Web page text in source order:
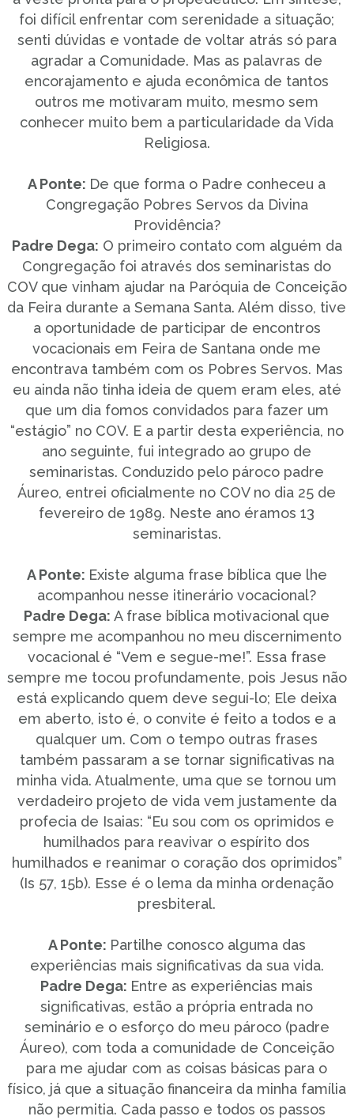
foi difícil enfrentar com serenidade a situação;
senti dúvidas e vontade de voltar atrás só para
agradar a Comunidade. Mas as palavras de
encorajamento e ajuda econômica de tantos
outros me motivaram muito, mesmo sem
conhecer muito bem a particularidade da Vida
Religiosa.
A Ponte: De que forma o Padre conheceu a
Congregação Pobres Servos da Divina
Providência?
Padre Dega: O primeiro contato com alguém da
Congregação foi através dos seminaristas do
COV que vinham ajudar na Paróquia de Conceição
da Feira durante a Semana Santa. Além disso, tive
a oportunidade de participar de encontros
vocacionais em Feira de Santana onde me
encontrava também com os Pobres Servos. Mas
eu ainda não tinha ideia de quem eram eles, até
que um dia fomos convidados para fazer um
“estágio” no COV. E a partir desta experiência, no
ano seguinte, fui integrado ao grupo de
seminaristas. Conduzido pelo pároco padre
Áureo, entrei oficialmente no COV no dia 25 de
fevereiro de 1989. Neste ano éramos 13
seminaristas.
A Ponte: Existe alguma frase bíblica que lhe
acompanhou nesse itinerário vocacional?
Padre Dega:A frase bíblica motivacional que
sempre me acompanhou no meu discernimento
vocacional é “Vem e segue-me!”. Essa frase
sempre me tocou profundamente, pois Jesus não
está explicando quem deve segui-lo; Ele deixa
em aberto, isto é, o convite é feito a todos e a
qualquer um. Com o tempo outras frases
também passaram a se tornar significativas na
minha vida. Atualmente, uma que se tornou um
verdadeiro projeto de vida vem justamente da
profecia de Isaias: “Eu sou com os oprimidos e
humilhados para reavivar o espírito dos
humilhados e reanimar o coração dos oprimidos”
(Is 57, 15b). Esse é o lema da minha ordenação
presbiteral.
A Ponte: Partilhe conosco alguma das
experiências mais significativas da sua vida.
Padre Dega: Entre as experiências mais
significativas, estão a própria entrada no
seminário e o esforço do meu pároco (padre
Áureo), com toda a comunidade de Conceição
para me ajudar com as coisas básicas para o
físico, já que a situação financeira da minha família
não permitia. Cada passo e todos os passos